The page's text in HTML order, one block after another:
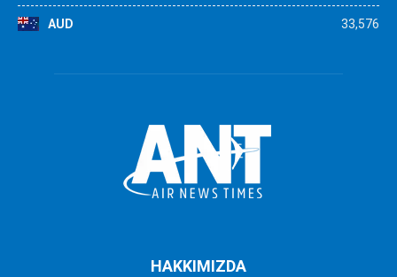
AUD 33,576
HAKKIMIZDA